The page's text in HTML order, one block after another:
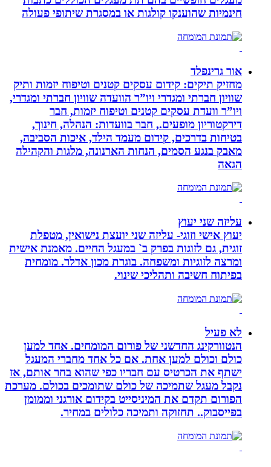
חינמיות שהוענקו קולגות או במסגרת שיתופי פעולה
אור גרינפלד
מחזיק תיקים: קידום עסקים קטנים וטיפוח יזמות ותיק
שוויון חברתי ומגדרי ויו”ר הוועדה שוויון חברתי ומגדרי,
ויו”ר וועדת עסקים קטנים וטיפוח יזמות, חבר
דירקטוריון מופעים., חבר בוועדות: הנהלה, חינוך,
בטיחות בדרכים, קידום מעמד הילד, איכות הסביבה,
מאבק בנגע הסמים, הנחות הארנונה, מלגות והקהילה
עליזה שני יעוץ
יעוץ אישי וזוגי- עליזה שני יועצת נישואין, מטפלת
זוגית, גם לזוגות בפרק ב` במעגל החיים. מאמנת אישית
ומרצה לזוגיות ומשפחה. בוגרת מכון אדלר. מומחית
בפיתוח חשיבה ותהליכי שינוי.
לא פעיל
הנטוורקינג החדשני של פורום המומחים. אחד למען
כולם וכולם למען אחת. אם כל אחד מחברי המעגל
ישתף את הכרטיס עם חבריו כפי שהוא בחר אותם, אז
נקבל מעגל שתמיכה של כולם שתומכים בכולם. מערכת
הפורום תקדם את המיניסייט בקידום אורגני וממומן
בפייסבוק.. תחזוקה ותמיכה כלולים במחיר.